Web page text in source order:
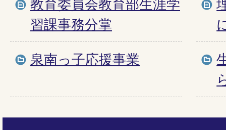
教育委員会教育部生涯学
習課事務分掌
泉南っ子応援事業